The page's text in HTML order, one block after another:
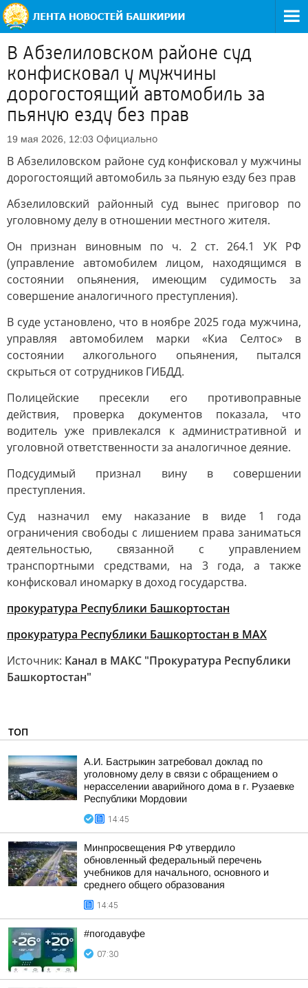
В Абзелиловском районе суд
конфисковал у мужчины
дорогостоящий автомобиль за
пьяную езду без прав
19 мая 2026, 12:03 Официально
В Абзелиловском районе суд конфисковал у мужчины
дорогостоящий автомобиль за пьяную езду без прав
Абзелиловский районный суд вынес приговор по
уголовному делу в отношении местного жителя.
Он признан виновным по ч. 2 ст. 264.1 УК РФ
(управление автомобилем лицом, находящимся в
состоянии опьянения, имеющим судимость за
совершение аналогичного преступления).
В суде установлено, что в ноябре 2025 года мужчина,
управляя автомобилем марки «Киа Селтос» в
состоянии алкогольного опьянения, пытался
скрыться от сотрудников ГИБДД.
Полицейские пресекли его противоправные
действия, проверка документов показала, что
водитель уже привлекался к административной и
уголовной ответственности за аналогичное деяние.
Подсудимый признал вину в совершении
преступления.
Суд назначил ему наказание в виде 1 года
ограничения свободы с лишением права заниматься
деятельностью, связанной с управлением
транспортными средствами, на 3 года, а также
конфисковал иномарку в доход государства.
прокуратура Республики Башкортостан
прокуратура Республики Башкортостан в МАХ
Источник: Канал в МАКС "Прокуратура Республики
Башкортостан"
ТОП
А.И. Бастрыкин затребовал доклад по
уголовному делу в связи с обращением о
нерасселении аварийного дома в г. Рузаевке
Республики Мордовии
14:45
Минпросвещения РФ утвердило
обновленный федеральный перечень
учебников для начального, основного и
среднего общего образования
14:45
#погодавуфе
07:30